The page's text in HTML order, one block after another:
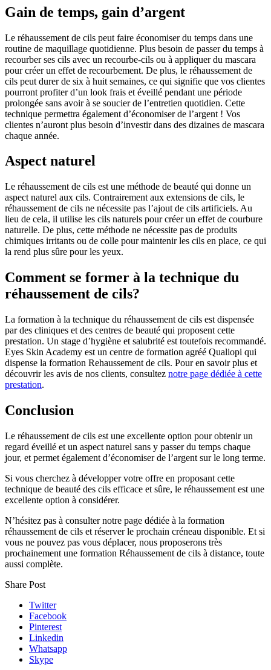
Gain de temps, gain d’argent
Le réhaussement de cils peut faire économiser du temps dans une
routine de maquillage quotidienne. Plus besoin de passer du temps à
recourber ses cils avec un recourbe-cils ou à appliquer du mascara
pour créer un effet de recourbement. De plus, le réhaussement de
cils peut durer de six à huit semaines, ce qui signifie que vos clientes
pourront profiter d’un look frais et éveillé pendant une période
prolongée sans avoir à se soucier de l’entretien quotidien. Cette
technique permettra également d’économiser de l’argent ! Vos
clientes n’auront plus besoin d’investir dans des dizaines de mascara
chaque année.
Aspect naturel
Le réhaussement de cils est une méthode de beauté qui donne un
aspect naturel aux cils. Contrairement aux extensions de cils, le
réhaussement de cils ne nécessite pas l’ajout de cils artificiels. Au
lieu de cela, il utilise les cils naturels pour créer un effet de courbure
naturelle. De plus, cette méthode ne nécessite pas de produits
chimiques irritants ou de colle pour maintenir les cils en place, ce qui
la rend plus sûre pour les yeux.
Comment se former à la technique du
réhaussement de cils?
La formation à la technique du réhaussement de cils est dispensée
par des cliniques et des centres de beauté qui proposent cette
prestation. Un stage d’hygiène et salubrité est toutefois recommandé.
Eyes Skin Academy est un centre de formation agréé Qualiopi qui
dispense la formation Rehaussement de cils. Pour en savoir plus et
découvrir les avis de nos clients, consultez notre page dédiée à cette
prestation.
Conclusion
Le réhaussement de cils est une excellente option pour obtenir un
regard éveillé et un aspect naturel sans y passer du temps chaque
jour, et permet également d’économiser de l’argent sur le long terme.
Si vous cherchez à développer votre offre en proposant cette
technique de beauté des cils efficace et sûre, le réhaussement est une
excellente option à considérer.
N’hésitez pas à consulter notre page dédiée à la formation
réhaussement de cils et réserver le prochain créneau disponible. Et si
vous ne pouvez pas vous déplacer, nous proposerons très
prochainement une formation Réhaussement de cils à distance, toute
aussi complète.
Share Post
Twitter
Facebook
Pinterest
Linkedin
Whatsapp
Skype